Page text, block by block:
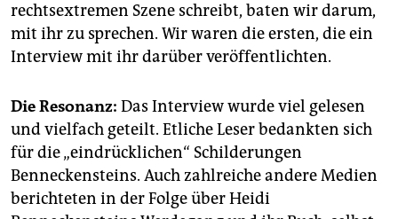
rechtsextremen Szene schreibt, baten wir darum,
mit ihr zu sprechen. Wir waren die ersten, die ein
Interview mit ihr darüber veröffentlichten.
Die Resonanz: Das Interview wurde viel gelesen
und vielfach geteilt. Etliche Leser bedankten sich
für die „eindrücklichen“ Schilderungen
Benneckensteins. Auch zahlreiche andere Medien
berichteten in der Folge über Heidi